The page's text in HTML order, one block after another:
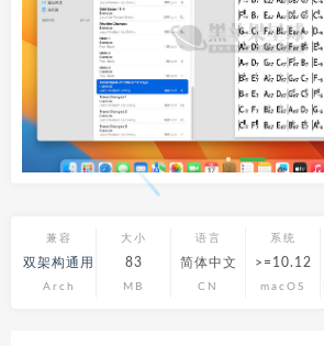
兼容
双架构通用
Arch
大小
83
MB
语言
简体中文
CN
系统
>=10.12
macOS